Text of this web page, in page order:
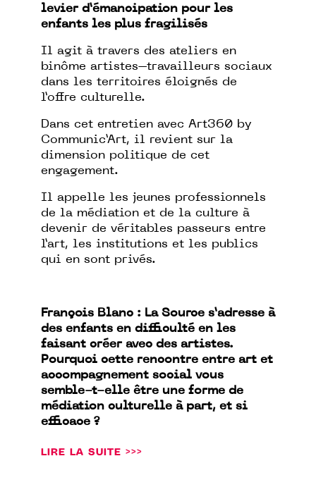
levier d’émancipation pour les
enfants les plus fragilisés
Il agit à travers des ateliers en
binôme artistes–travailleurs sociaux
dans les territoires éloignés de
l’offre culturelle.
Dans cet entretien avec Art360 by
Communic’Art, il revient sur la
dimension politique de cet
engagement.
Il appelle les jeunes professionnels
de la médiation et de la culture à
devenir de véritables passeurs entre
l’art, les institutions et les publics
qui en sont privés.
François Blanc : La Source s’adresse à
des enfants en difficulté en les
faisant créer avec des artistes.
Pourquoi cette rencontre entre art et
accompagnement social vous
semble-t-elle être une forme de
médiation culturelle à part, et si
efficace ?
LIRE LA SUITE >>>